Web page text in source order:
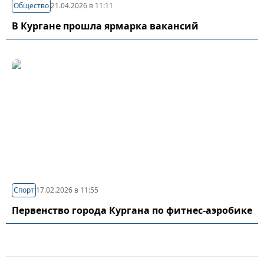
Общество21.04.2026 в 11:11
В Кургане прошла ярмарка вакансий
Спорт 17.02.2026 в 11:55
Первенство города Кургана по фитнес-аэробике